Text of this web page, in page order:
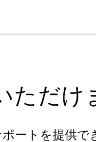
ただけ
ートを提供で